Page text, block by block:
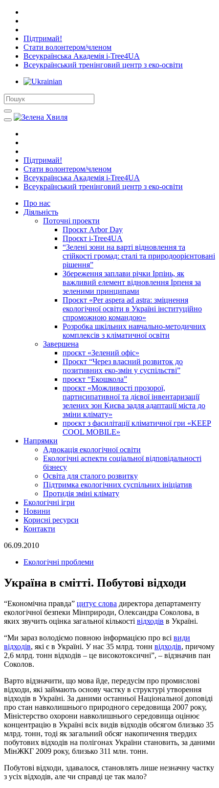
Підтримай!
Стати волонтером/членом
Всеукраїнська Академія i-Tree4UA
Всеукраїнський тренінговий центр з еко-освіти
Підтримай!
Стати волонтером/членом
Всеукраїнська Академія i-Tree4UA
Всеукраїнський тренінговий центр з еко-освіти
Про нас
Діяльність
Поточні проекти
Проєкт Arbor Day
Проєкт i-Tree4UA
“Зелені зони на варті відновлення та
стійкості громад: cталі та природоорієнтовані
рішення”
Збереження заплави річки Ірпінь, як
важливий елемент відновлення Ірпеня за
зеленими принципами
Проєкт «Per aspera ad astra: зміцнення
екологічної освіти в Україні інституційно
спроможною командою»
Розробка шкільних навчально-методичних
комплексів з кліматичної освіти
Завершена
проєкт «Зелений офіс»
Проєкт “Через власний розвиток до
позитивних еко-змін у суспільстві”
проєкт “Екошкола”
проєкт «Можливості прозорої,
партисипативної та дієвої інвентаризації
зелених зон Києва задля адаптації міста до
зміни клімату»
проєкт з фасилітації кліматичної гри «KEEP
COOL MOBILE»
Напрямки
Адвокація екологічної освіти
Екологічні аспекти соціальної відповідальності
бізнесу
Освіта для сталого розвитку
Підтримка екологічних суспільних ініціатив
Протидія зміні клімату
Екологічні ігри
Новини
Корисні ресурси
Контакти
06.09.2010
Екологічні проблеми
Україна в смітті. Побутові відходи
“Економічна правда” цитує слова директора департаменту
екологічної безпеки Мінприроди, Олександра Соколова, в
яких звучить оцінка загальної кількості відходів в Україні.
“Ми зараз володіємо повною інформацією про всі види
відходів, які є в Україні. У нас 35 млрд. тонн відходів, причому
2,6 млрд. тонн відходів – це високотоксичні”, – відзначив пан
Соколов.
Варто відзначити, що мова йде, передусім про промислові
відходи, які займають основу частку в структурі утворення
відходів в Україні. За даними останньої Національної доповіді
про стан навколишнього природного середовища 2007 року,
Міністерство охорони навколишнього середовища оцінює
концентрацію в Україні всіх видів відходів обсягом близько 35
млрд. тонн, тоді як загальний обсяг накопичення твердих
побутових відходів на полігонах України становить, за даними
МінЖКГ 2009 року, близько 311 млн. тонн.
Побутові відходи, здавалося, становлять лише незначну частку
з усіх відходів, але чи справді це так мало?